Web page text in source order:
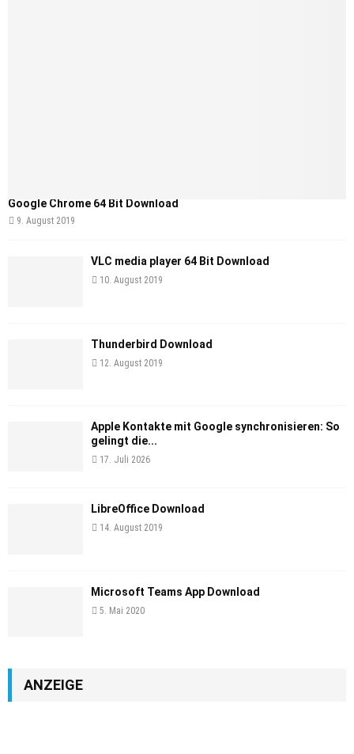
Google Chrome 64 Bit Download
9. August 2019
VLC media player 64 Bit Download
10. August 2019
Thunderbird Download
12. August 2019
Apple Kontakte mit Google synchronisieren: So
gelingt die...
17. Juli 2026
LibreOffice Download
14. August 2019
Microsoft Teams App Download
5. Mai 2020
ANZEIGE